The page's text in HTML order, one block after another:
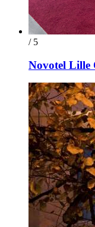
/ 5
Novotel Lille